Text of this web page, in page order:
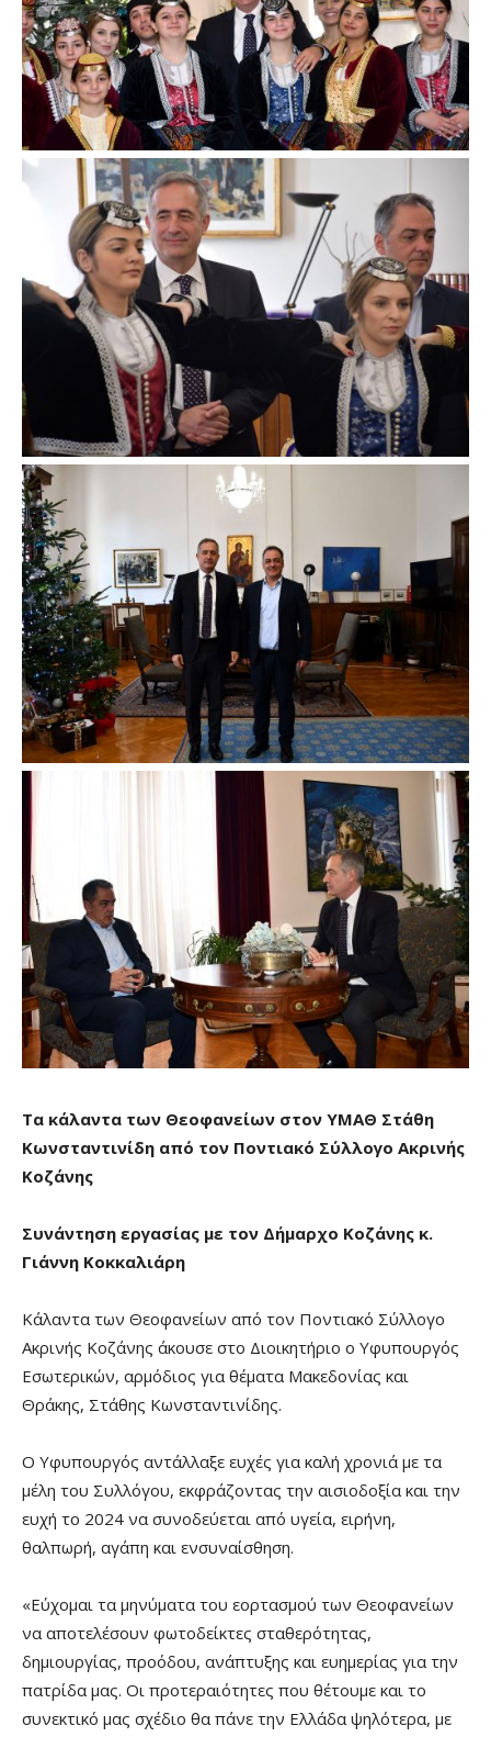
Τα κάλαντα των Θεοφανείων στον ΥΜΑΘ Στάθη
Κωνσταντινίδη από τον Ποντιακό Σύλλογο Ακρινής
Κοζάνης
Συνάντηση εργασίας με τον Δήμαρχο Κοζάνης κ.
Γιάννη Κοκκαλιάρη
Κάλαντα των Θεοφανείων από τον Ποντιακό Σύλλογο
Ακρινής Κοζάνης άκουσε στο Διοικητήριο ο Υφυπουργός
Εσωτερικών, αρμόδιος για θέματα Μακεδονίας και
Θράκης, Στάθης Κωνσταντινίδης.
Ο Υφυπουργός αντάλλαξε ευχές για καλή χρονιά με τα
μέλη του Συλλόγου, εκφράζοντας την αισιοδοξία και την
ευχή το 2024 να συνοδεύεται από υγεία, ειρήνη,
θαλπωρή, αγάπη και ενσυναίσθηση.
«Εύχομαι τα μηνύματα του εορτασμού των Θεοφανείων
να αποτελέσουν φωτοδείκτες σταθερότητας,
δημιουργίας, προόδου, ανάπτυξης και ευημερίας για την
πατρίδα μας. Οι προτεραιότητες που θέτουμε και το
συνεκτικό μας σχέδιο θα πάνε την Ελλάδα ψηλότερα, με